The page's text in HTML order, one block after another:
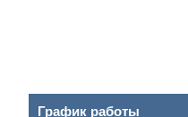
График работы